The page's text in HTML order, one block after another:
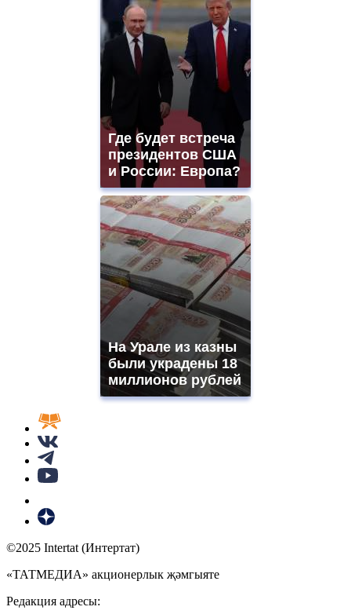
Где будет встреча
президентов США
и России: Европа?
На Урале из казны
были украдены 18
миллионов рублей
©2025 Intertat (Интертат)
«ТАТМЕДИА» акционерлык җәмгыяте
Редакция адресы: